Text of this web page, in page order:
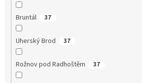
Bruntál 37
Uherský Brod 37
Rožnov pod Radhoštěm 37